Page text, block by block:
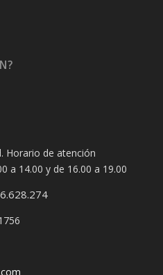
Horario de atención
a 14.00 y de 16.00 a 19.00